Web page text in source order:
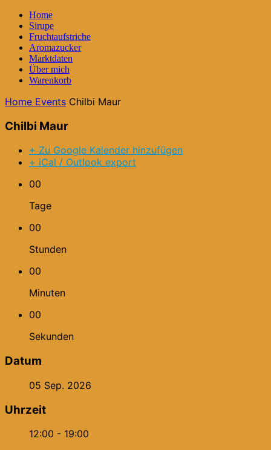
Home
Sirupe
Fruchtaufstriche
Aromazucker
Marktdaten
Über mich
Warenkorb
Home Events Chilbi Maur
Chilbi Maur
+ Zu Google Kalender hinzufügen
+ iCal / Outlook export
00
Tage
00
Stunden
00
Minuten
00
Sekunden
Datum
05 Sep. 2026
Uhrzeit
12:00 - 19:00